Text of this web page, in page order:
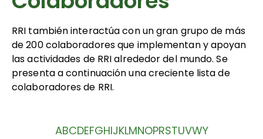
RRI también interactúa con un gran grupo de más
de 200 colaboradores que implementan y apoyan
las actividades de RRI alrededor del mundo. Se
presenta a continuación una creciente lista de
colaboradores de RRI.
ABCDEFGHIJKLMNOPRSTUVWY